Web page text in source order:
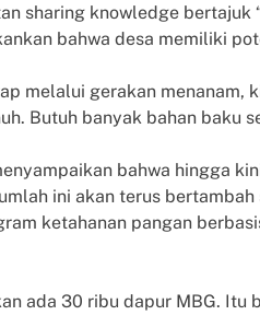
sharing knowledge bertajuk
bahwa desa memiliki
melalui gerakan menanam,
Butuh banyak bahan baku
bahwa hingga
ini akan terus
ketahanan pangan
ada 30 ribu dapur MBG.